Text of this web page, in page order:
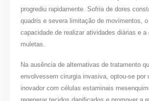
progrediu rapidamente. Sofria de dores
quadris e severa limitação de movimentos,
capacidade de realizar atividades diárias e a
muletas.
Na ausência de alternativas de tratamento
envolvessem cirurgia invasiva, optou-se por
inovador com células estaminais